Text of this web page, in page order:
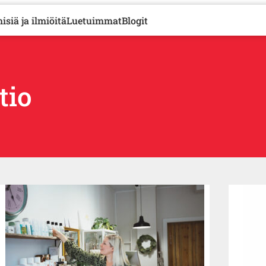
ja ilmiöitäLuetuimmatBlogit